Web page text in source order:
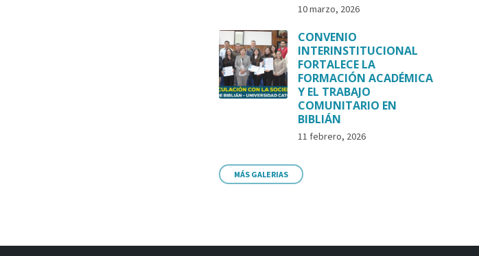
10 marzo, 2026
CONVENIO
INTERINSTITUCIONAL
FORTALECE LA
FORMACIÓN ACADÉMICA
Y EL TRABAJO
COMUNITARIO EN
BIBLIÁN
11 febrero, 2026
MÁS GALERIAS